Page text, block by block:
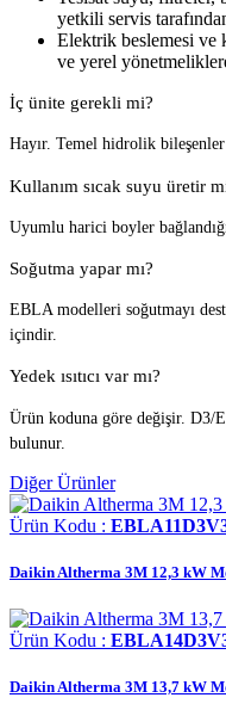
yetkili servis
Elektrik beslemesi ve
ve yerel
İç ünite gerekli mi?
Hayır. Temel hidrolik
Kullanım sıcak suyu üretir
Uyumlu harici boyler
Soğutma yapar mı?
EBLA modelleri soğutmayı
içindir.
Yedek ısıtıcı var mı?
Ürün koduna göre değişir. D3/
bulunur.
Diğer Ürünler
Ürün Kodu :
Daikin Altherma 3M 12,3 kW
Ürün Kodu :
Daikin Altherma 3M 13,7 kW